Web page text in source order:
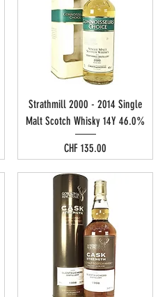
Strathmill 2000 - 2014 Single
Malt Scotch Whisky 14Y 46.0%
Preis
CHF 135.00